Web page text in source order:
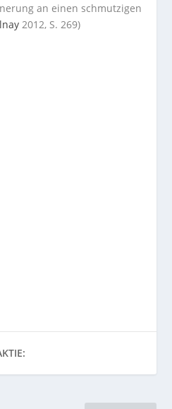
an einen schmutzigen
2012, S. 269)